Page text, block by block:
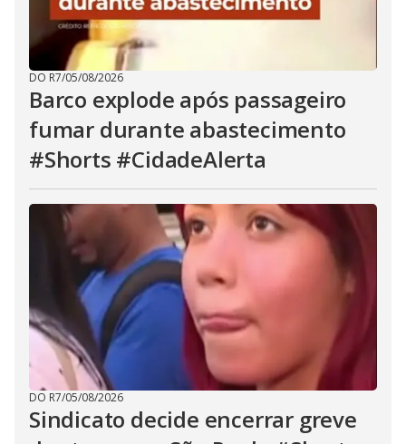
DO R7/05/08/2026
Barco explode após passageiro
fumar durante abastecimento
#Shorts #CidadeAlerta
DO R7/05/08/2026
Sindicato decide encerrar greve